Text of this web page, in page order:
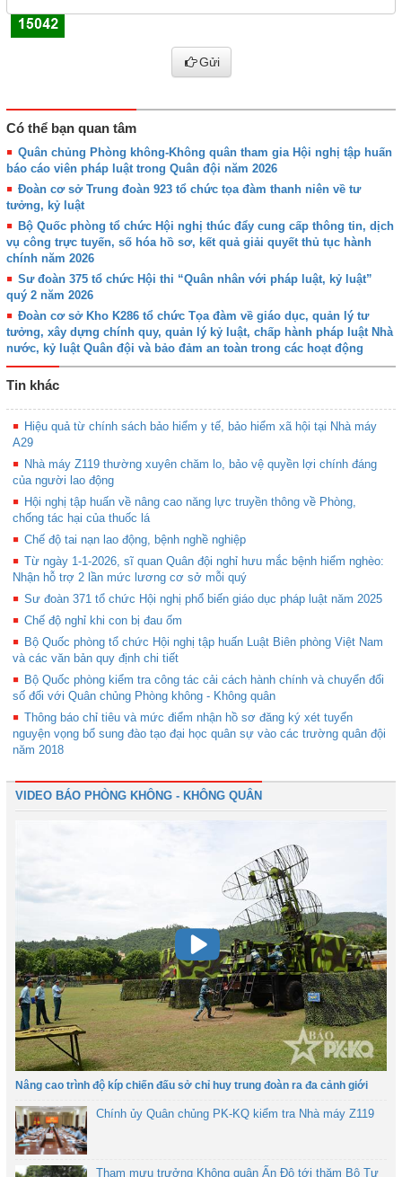
Gửi
Có thể bạn quan tâm
Quân chủng Phòng không-Không quân tham gia Hội nghị tập huấn
báo cáo viên pháp luật trong Quân đội năm 2026
Đoàn cơ sở Trung đoàn 923 tổ chức tọa đàm thanh niên về tư
tưởng, kỷ luật
Bộ Quốc phòng tổ chức Hội nghị thúc đẩy cung cấp thông tin, dịch
vụ công trực tuyến, số hóa hồ sơ, kết quả giải quyết thủ tục hành
chính năm 2026
Sư đoàn 375 tổ chức Hội thi “Quân nhân với pháp luật, kỷ luật”
quý 2 năm 2026
Đoàn cơ sở Kho K286 tổ chức Tọa đàm về giáo dục, quản lý tư
tưởng, xây dựng chính quy, quản lý kỷ luật, chấp hành pháp luật Nhà
nước, kỷ luật Quân đội và bảo đảm an toàn trong các hoạt động
Tin khác
Hiệu quả từ chính sách bảo hiểm y tế, bảo hiểm xã hội tại Nhà máy
A29
Nhà máy Z119 thường xuyên chăm lo, bảo vệ quyền lợi chính đáng
của người lao động
Hội nghị tập huấn về nâng cao năng lực truyền thông về Phòng,
chống tác hại của thuốc lá
Chế độ tai nạn lao động, bệnh nghề nghiệp
Từ ngày 1-1-2026, sĩ quan Quân đội nghỉ hưu mắc bệnh hiểm nghèo:
Nhận hỗ trợ 2 lần mức lương cơ sở mỗi quý
Sư đoàn 371 tổ chức Hội nghị phổ biến giáo dục pháp luật năm 2025
Chế độ nghỉ khi con bị đau ốm
Bộ Quốc phòng tổ chức Hội nghị tập huấn Luật Biên phòng Việt Nam
và các văn bản quy định chi tiết
Bộ Quốc phòng kiểm tra công tác cải cách hành chính và chuyển đổi
số đối với Quân chủng Phòng không - Không quân
Thông báo chỉ tiêu và mức điểm nhận hồ sơ đăng ký xét tuyển
nguyện vọng bổ sung đào tạo đại học quân sự vào các trường quân đội
năm 2018
VIDEO BÁO PHÒNG KHÔNG - KHÔNG QUÂN
Nâng cao trình độ kíp chiến đấu sở chỉ huy trung đoàn ra đa cảnh giới
Chính ủy Quân chủng PK-KQ kiểm tra Nhà máy Z119
Tham mưu trưởng Không quân Ấn Độ tới thăm Bộ Tư